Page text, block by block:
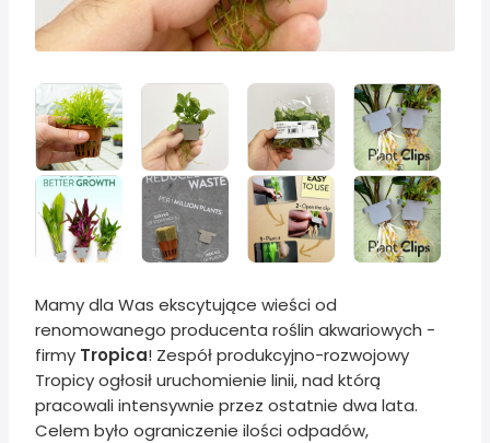
Mamy dla Was ekscytujące wieści od
renomowanego producenta roślin akwariowych -
firmy Tropica! Zespół produkcyjno-rozwojowy
Tropicy ogłosił uruchomienie linii, nad którą
pracowali intensywnie przez ostatnie dwa lata.
Celem było ograniczenie ilości odpadów,